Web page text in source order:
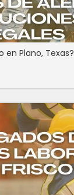
en Plano, Texas?